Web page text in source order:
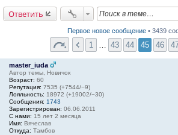
Ответить
Первое новое сообщение• 3439
1 43 44 45 46
master_iuda
Автор темы, Новичок
Возраст: 60
Репутация: 7535 (+7544/−9)
Лояльность: 18972 (+19002/−30)
Сообщения: 1743
Зарегистрирован: 06.06.2011
С нами: 15 лет 2 месяца
Имя: Вячеслав
Откуда: Тамбов